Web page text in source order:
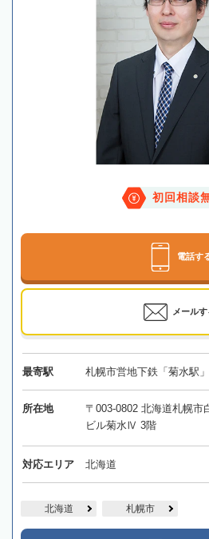
初回相談
電話す
メールす
最寄駅 札幌市営地下鉄「菊水駅
所在地
〒003-0802 北海道札幌市
ビル菊水Ⅳ 3階
対応エリア 北海道
北海道 札幌市